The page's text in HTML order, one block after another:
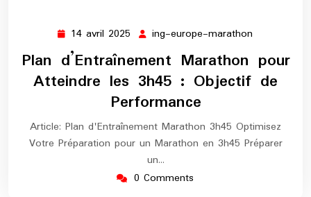
14 avril 2025 14
2025
ing-europe-marathon
marathon
Plan d’Entraînement Marathon pour
Atteindre les 3h45 : Objectif de
Performance
Article: Plan d'Entraînement Marathon 3h45 Optimisez
Votre Préparation pour un Marathon en 3h45 Préparer
un…
0 Comments